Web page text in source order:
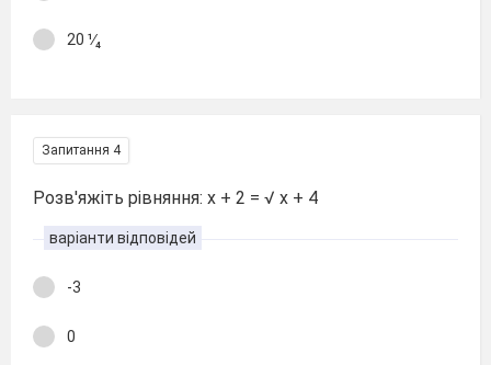
20 ¹∕₄
Запитання 4
Розв′яжіть рівняння: х + 2 = √ х + 4
варіанти відповідей
-3
0